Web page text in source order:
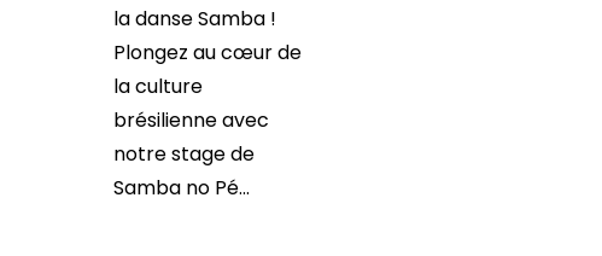
la danse Samba !
Plongez au cœur de
la culture
brésilienne avec
notre stage de
Samba no Pé...